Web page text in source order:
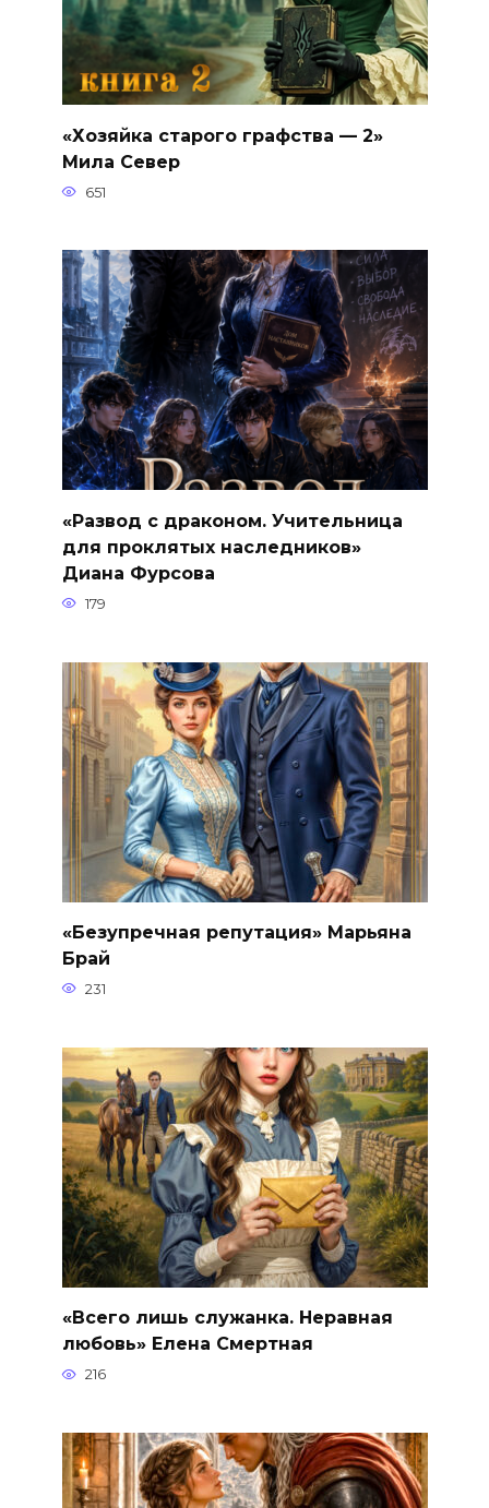
«Хозяйка старого графства — 2»
Мила Север
651
«Развод с драконом. Учительница
для проклятых наследников»
Диана Фурсова
179
«Безупречная репутация» Марьяна
Брай
231
«Всего лишь служанка. Неравная
любовь» Елена Смертная
216